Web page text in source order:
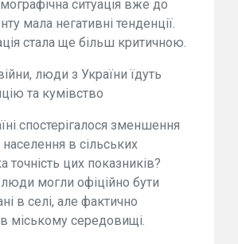
ситуація вже до
мала негативні тенденції.
стала ще більш критичною.
люди з України їдуть
та кумівство
спостерігалося зменшення
населення в сільських
точність цих показників?
могли офіційно бути
в селі, але фактично
міському середовищі.